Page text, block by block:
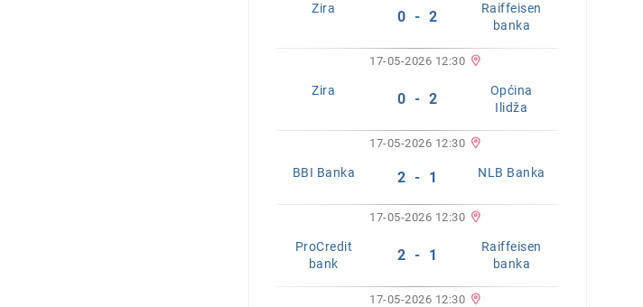
Zira 0 - 2
Raiffeisen
banka
17-05-2026 12:30
Zira 0 - 2
Općina
Ilidža
17-05-2026 12:30
BBI Banka 2 - 1 NLB Banka
17-05-2026 12:30
ProCredit
bank
2 - 1
Raiffeisen
banka
17-05-2026 12:30